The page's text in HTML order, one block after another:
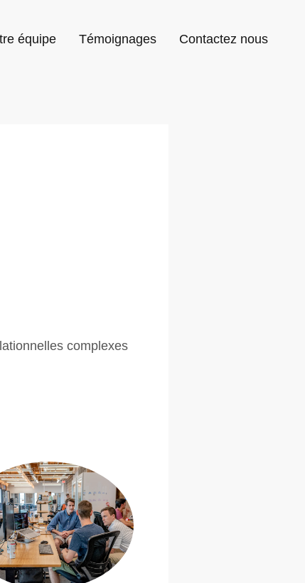
équipe Témoignages Contactez nous
complexes